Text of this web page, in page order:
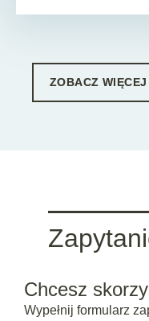
ZOBACZ WIĘCEJ
Chcesz
Wypełnij formularz